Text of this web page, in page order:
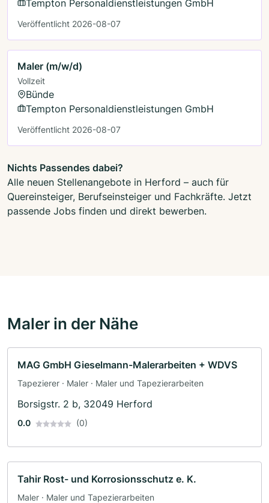
Tempton Personaldienstleistungen GmbH
Veröffentlicht 2026-08-07
Maler (m/w/d)
Vollzeit
Bünde
Tempton Personaldienstleistungen GmbH
Veröffentlicht 2026-08-07
Nichts Passendes dabei?
Alle neuen Stellenangebote in Herford – auch für
Quereinsteiger, Berufseinsteiger und Fachkräfte. Jetzt
passende Jobs finden und direkt bewerben.
Maler in der Nähe
MAG GmbH Gieselmann-Malerarbeiten + WDVS
Tapezierer · Maler · Maler und Tapezierarbeiten
Borsigstr. 2 b, 32049 Herford
0.0 (0)
Tahir Rost- und Korrosionsschutz e. K.
Maler · Maler und Tapezierarbeiten